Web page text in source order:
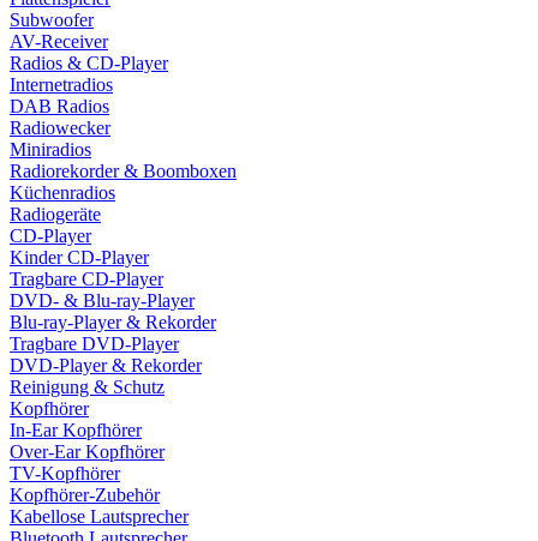
Subwoofer
AV-Receiver
Radios & CD-Player
Internetradios
DAB Radios
Radiowecker
Miniradios
Radiorekorder & Boomboxen
Küchenradios
Radiogeräte
CD-Player
Kinder CD-Player
Tragbare CD-Player
DVD- & Blu-ray-Player
Blu-ray-Player & Rekorder
Tragbare DVD-Player
DVD-Player & Rekorder
Reinigung & Schutz
Kopfhörer
In-Ear Kopfhörer
Over-Ear Kopfhörer
TV-Kopfhörer
Kopfhörer-Zubehör
Kabellose Lautsprecher